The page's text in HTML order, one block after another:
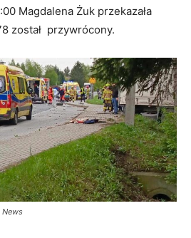
Magdalena Żuk przekazała
został przywrócony.